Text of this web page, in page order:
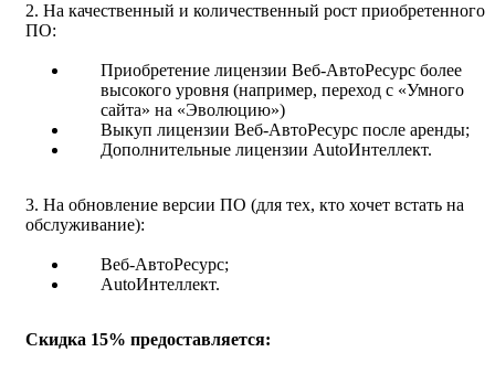
2. На качественный и количественный рост приобретенного
ПО:
Приобретение лицензии Веб-АвтоРесурс более
высокого уровня (например, переход с «Умного
сайта» на «Эволюцию»)
Выкуп лицензии Веб-АвтоРесурс после аренды;
Дополнительные лицензии AutoИнтеллект.
3. На обновление версии ПО (для тех, кто хочет встать на
обслуживание):
Веб-АвтоРесурс;
AutoИнтеллект.
Скидка 15% предоставляется: